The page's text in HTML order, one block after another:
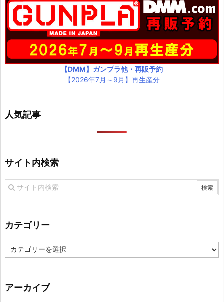
【DMM】ガンプラ他・再販予約
【2026年7月～9月】再生産分
人気記事
サイト内検索
カテゴリー
カ
テ
ー
アーカイブ